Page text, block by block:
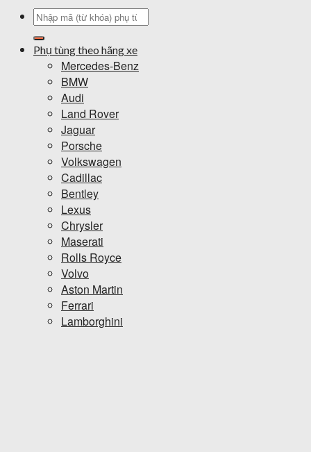
Tìm
Phụ tùng theo hãng xe
Mercedes-Benz
BMW
Audi
Land Rover
Jaguar
Porsche
Volkswagen
Cadillac
Bentley
Lexus
Chrysler
Maserati
Rolls Royce
Volvo
Aston Martin
Ferrari
Lamborghini